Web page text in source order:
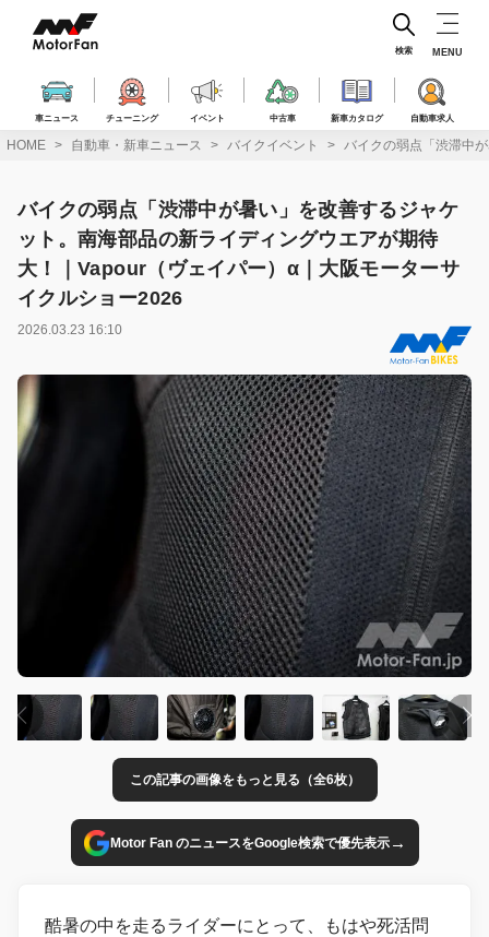
ス
車ニュース チューニング イベント 中古車 新車カタログ 自動車求人
検索 MENU
HOME 自動車・新車ニュース バイクイベント バイクの弱点「渋滞中
バイクの弱点「渋滞中が暑い」を改善するジャケ
ット。南海部品の新ライディングウエアが期待
大！｜Vapour（ヴェイパー）α｜大阪モーターサ
イクルショー2026
2026.03.23 16:10
この記事の画像をもっと見る（全6枚）
Motor Fan のニュースをGoogle検索で優先表示→
酷暑の中を走るライダーにとって、もはや死活問